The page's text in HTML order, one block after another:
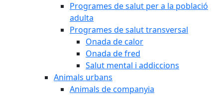
Programes de salut per a la població
adulta
Programes de salut transversal
Onada de calor
Onada de fred
Salut mental i addiccions
Animals urbans
Animals de companyia